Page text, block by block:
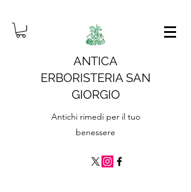
ANTICA
ERBORISTERIA SAN
GIORGIO
Antichi rimedi per il tuo
benessere